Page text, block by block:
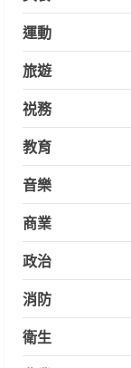
運動
旅遊
祱務
教育
音樂
商業
政治
消防
衛生